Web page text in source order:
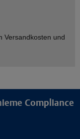
Versandkosten und
Compliance